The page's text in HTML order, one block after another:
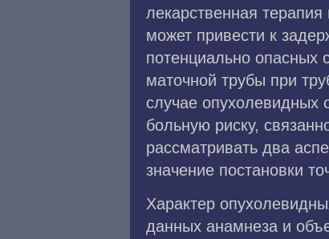
лекарственная
может привести к
потенциально опасных
маточной трубы при
случае опухолевидных
больную риску,
рассматривать два
значение постановки
Характер
данных анамнеза и